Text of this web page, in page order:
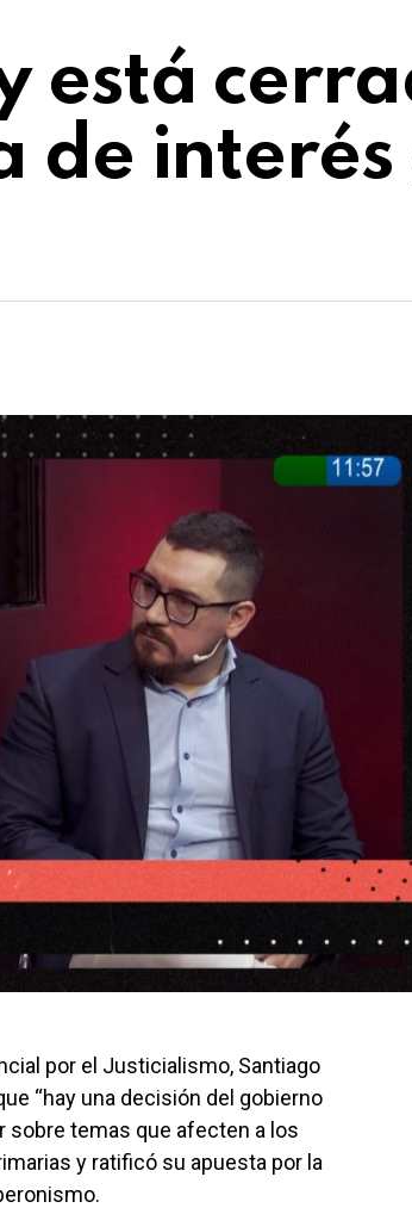
está
de
por el Justicialismo, Santiago
“hay una decisión del gobierno
sobre temas que afecten a los
y ratificó su apuesta por la